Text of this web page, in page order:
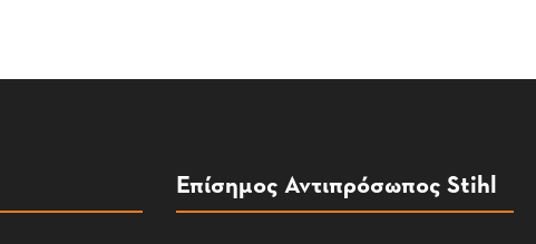
Επίσημος Αντιπρόσωπος Stihl